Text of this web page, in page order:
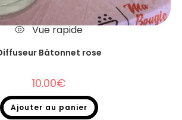
Vue rapide
Bâtonnet rose
10.00€
Ajouter au panier